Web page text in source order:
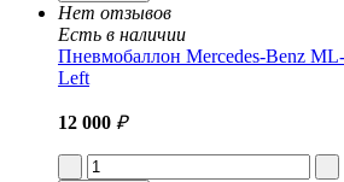
Нет отзывов
Есть в наличии
Пневмобаллон Mercedes-Benz
Left
12 000 ₽